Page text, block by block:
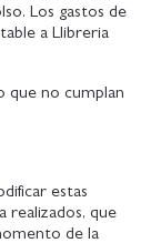
Los gastos de
a Llibreria
que no cumplan
estas
realizados, que
de la